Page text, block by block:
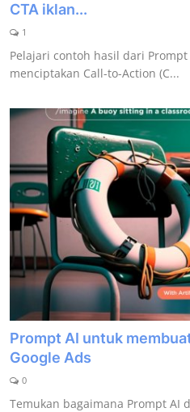
CTA iklan...
1
Pelajari contoh hasil dari
menciptakan Call-to-Action (C...
Prompt AI untuk
Google Ads
0
Temukan bagaimana Prompt AI